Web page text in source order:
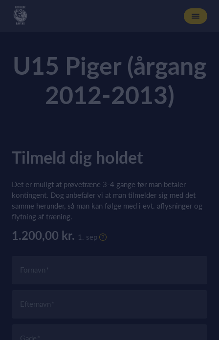
U15 Piger (årgang
2012-2013)
Tilmeld dig holdet
Det er muligt at prøvetræne 3-4 gange før man betaler
kontingent. Dog anbefaler vi at man tilmelder sig med det
samme herunder, så man kan følge med i evt. aflysninger og
flytning af træning.
1.200,00 kr. 1. sep
Fornavn
Efternavn
Gade